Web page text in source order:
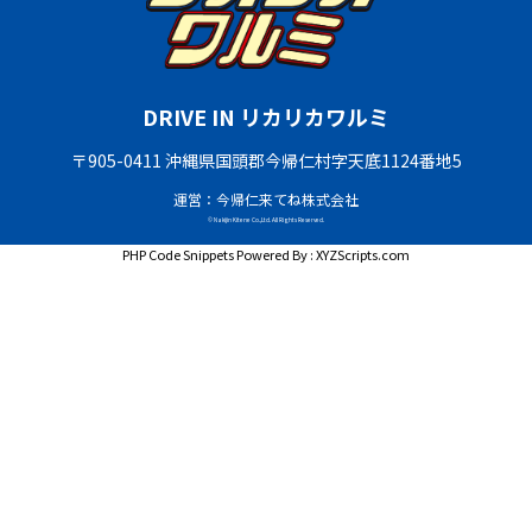
DRIVE IN リカリカワルミ
〒905-0411 沖縄県国頭郡今帰仁村字天底1124番地5
運営：今帰仁来てね株式会社
© Nakijin Kitene Co.,Ltd. All Rights Reserved.
PHP Code SnippetsPowered By :XYZScripts.com